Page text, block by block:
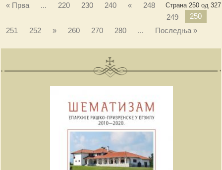
Страна 250 од 327
« Прва ... 220 230 240 «
248
249
250
251
252 » 260 270 280 ... Последња »